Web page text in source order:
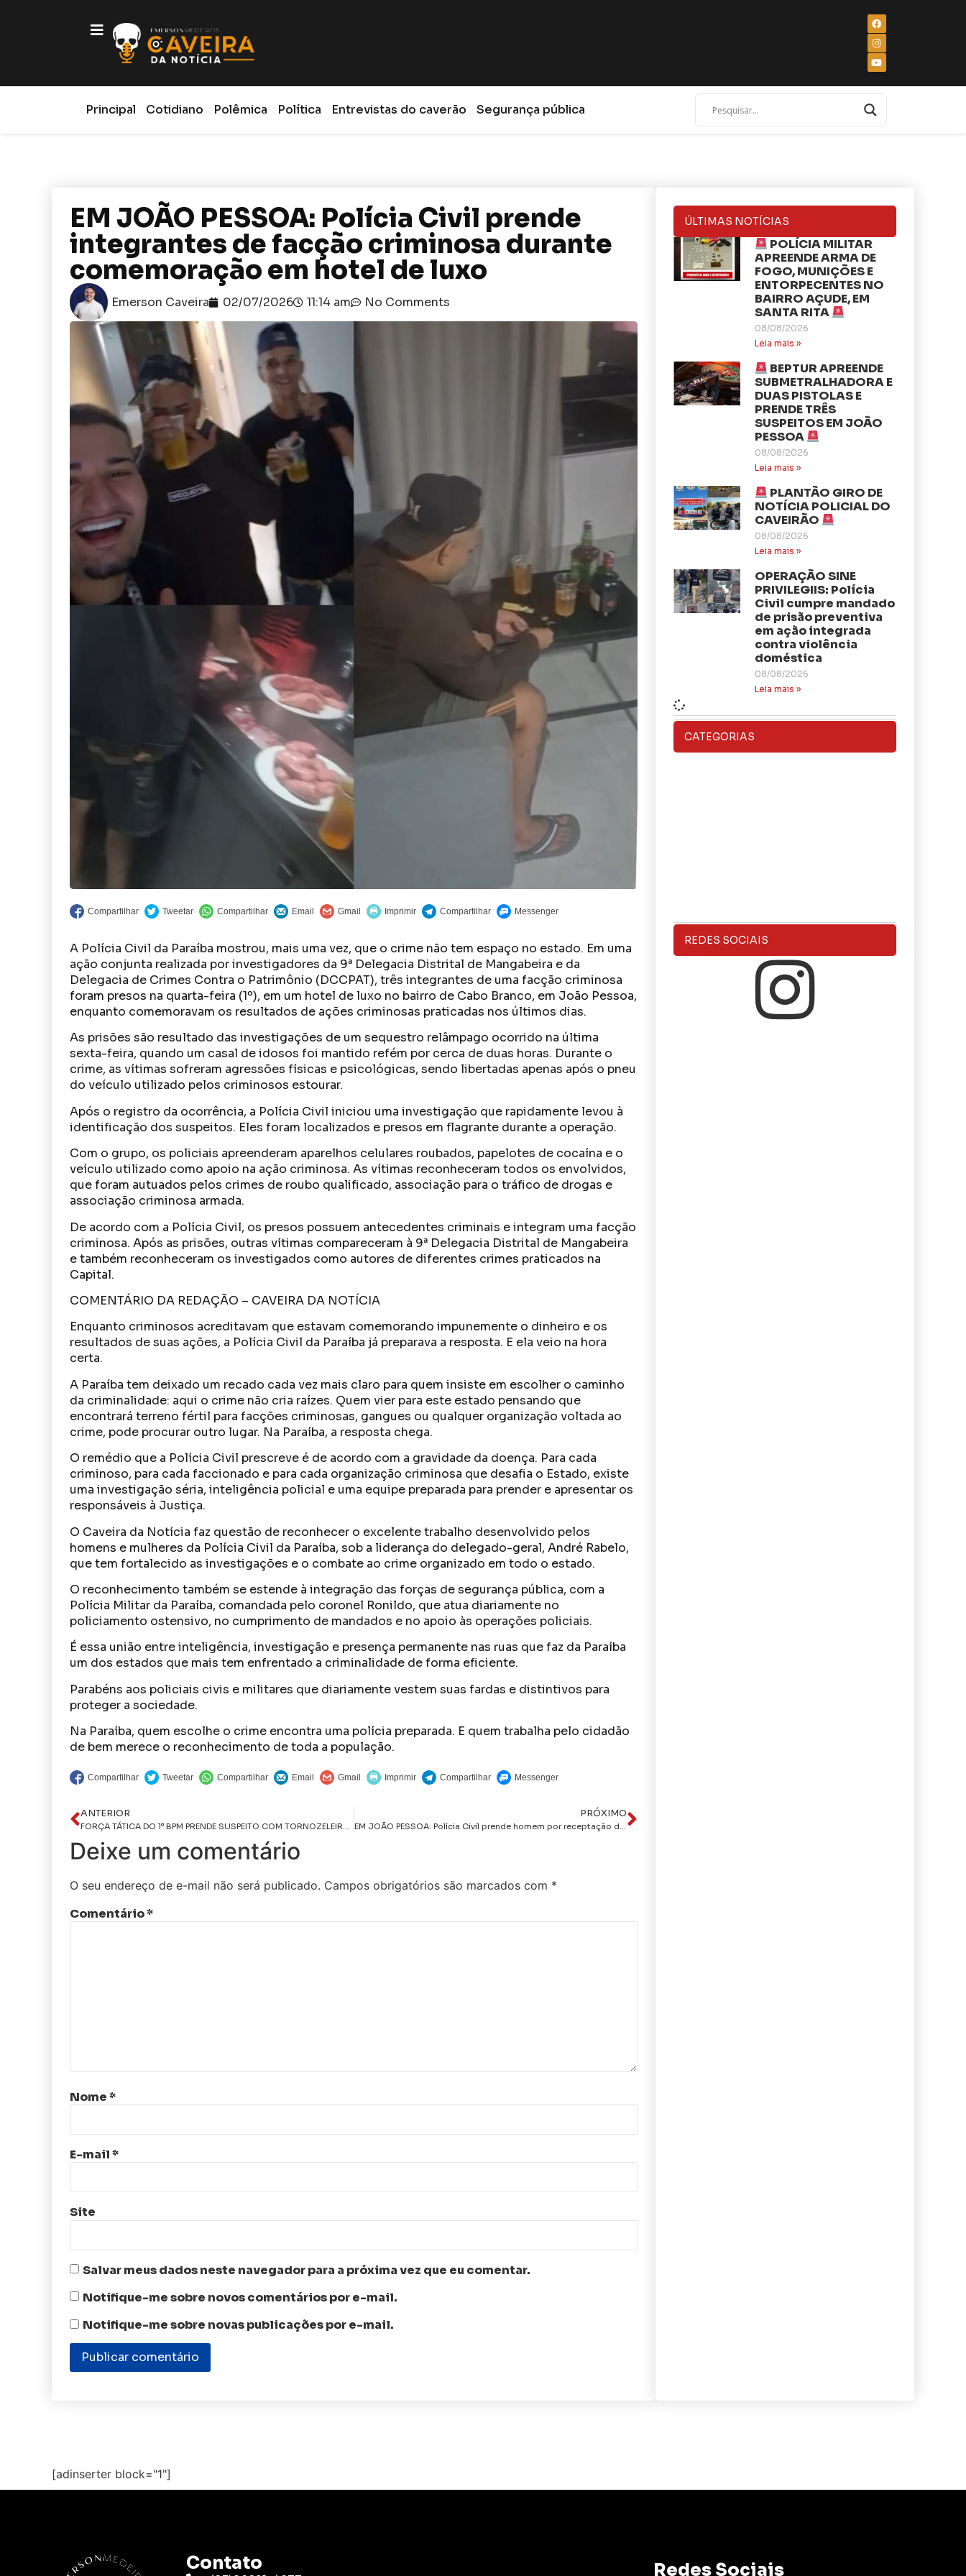
Principal Cotidiano Polêmica Política Entrevistas do caverão Segurança pública
EM JOÃO PESSOA: Polícia Civil prende
integrantes de facção criminosa durante
comemoração em hotel de luxo
Emerson Caveira 02/07/2026 11:14 am No Comments
A Polícia Civil da Paraíba mostrou, mais uma vez, que o crime não tem espaço no estado. Em uma
ação conjunta realizada por investigadores da 9ª Delegacia Distrital de Mangabeira e da
Delegacia de Crimes Contra o Patrimônio (DCCPAT), três integrantes de uma facção criminosa
foram presos na quarta-feira (1º), em um hotel de luxo no bairro de Cabo Branco, em João Pessoa,
enquanto comemoravam os resultados de ações criminosas praticadas nos últimos dias.
As prisões são resultado das investigações de um sequestro relâmpago ocorrido na última
sexta-feira, quando um casal de idosos foi mantido refém por cerca de duas horas. Durante o
crime, as vítimas sofreram agressões físicas e psicológicas, sendo libertadas apenas após o pneu
do veículo utilizado pelos criminosos estourar.
Após o registro da ocorrência, a Polícia Civil iniciou uma investigação que rapidamente levou à
identificação dos suspeitos. Eles foram localizados e presos em flagrante durante a operação.
Com o grupo, os policiais apreenderam aparelhos celulares roubados, papelotes de cocaína e o
veículo utilizado como apoio na ação criminosa. As vítimas reconheceram todos os envolvidos,
que foram autuados pelos crimes de roubo qualificado, associação para o tráfico de drogas e
associação criminosa armada.
De acordo com a Polícia Civil, os presos possuem antecedentes criminais e integram uma facção
criminosa. Após as prisões, outras vítimas compareceram à 9ª Delegacia Distrital de Mangabeira
e também reconheceram os investigados como autores de diferentes crimes praticados na
Capital.
COMENTÁRIO DA REDAÇÃO – CAVEIRA DA NOTÍCIA
Enquanto criminosos acreditavam que estavam comemorando impunemente o dinheiro e os
resultados de suas ações, a Polícia Civil da Paraíba já preparava a resposta. E ela veio na hora
certa.
A Paraíba tem deixado um recado cada vez mais claro para quem insiste em escolher o caminho
da criminalidade: aqui o crime não cria raízes. Quem vier para este estado pensando que
encontrará terreno fértil para facções criminosas, gangues ou qualquer organização voltada ao
crime, pode procurar outro lugar. Na Paraíba, a resposta chega.
O remédio que a Polícia Civil prescreve é de acordo com a gravidade da doença. Para cada
criminoso, para cada faccionado e para cada organização criminosa que desafia o Estado, existe
uma investigação séria, inteligência policial e uma equipe preparada para prender e apresentar os
responsáveis à Justiça.
O Caveira da Notícia faz questão de reconhecer o excelente trabalho desenvolvido pelos
homens e mulheres da Polícia Civil da Paraíba, sob a liderança do delegado-geral, André Rabelo,
que tem fortalecido as investigações e o combate ao crime organizado em todo o estado.
O reconhecimento também se estende à integração das forças de segurança pública, com a
Polícia Militar da Paraíba, comandada pelo coronel Ronildo, que atua diariamente no
policiamento ostensivo, no cumprimento de mandados e no apoio às operações policiais.
É essa união entre inteligência, investigação e presença permanente nas ruas que faz da Paraíba
um dos estados que mais tem enfrentado a criminalidade de forma eficiente.
Parabéns aos policiais civis e militares que diariamente vestem suas fardas e distintivos para
proteger a sociedade.
Na Paraíba, quem escolhe o crime encontra uma polícia preparada. E quem trabalha pelo cidadão
de bem merece o reconhecimento de toda a população.
ANTERIOR
FORÇA TÁTICA DO 1º BPM PRENDE SUSPEITO COM TORNOZELEIRA ELETRÔNICA E APREENDE DROGAS NO BAIRRO DO RANGEL
PRÓXIMO
EM JOÃO PESSOA: Polícia Civil prende homem por receptação de celulares roubados
Deixe um comentário
O seu endereço de e-mail não será publicado. Campos obrigatórios são marcados com *
Comentário*
Nome*
E-mail*
Site
Salvar meus dados neste navegador para a próxima vez que eu comentar.
Notifique-me sobre novos comentários por e-mail.
Notifique-me sobre novas publicações por e-mail.
ÚLTIMAS NOTÍCIAS
POLÍCIA MILITAR
APREENDE ARMA DE
FOGO, MUNIÇÕES E
ENTORPECENTES NO
BAIRRO AÇUDE, EM
SANTA RITA
08/08/2026
Leia mais »
BEPTUR APREENDE
SUBMETRALHADORA E
DUAS PISTOLAS E
PRENDE TRÊS
SUSPEITOS EM JOÃO
PESSOA
08/08/2026
Leia mais »
PLANTÃO GIRO DE
NOTÍCIA POLICIAL DO
CAVEIRÃO
08/08/2026
Leia mais »
OPERAÇÃO SINE
PRIVILEGIIS: Polícia
Civil cumpre mandado
de prisão preventiva
em ação integrada
contra violência
doméstica
08/08/2026
Leia mais »
CATEGORIAS
REDES SOCIAIS
[adinserter block="1"]
Contato Redes Sociais